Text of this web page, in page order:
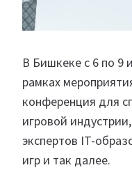
В Бишкеке с 6 по 9
рамках
конференция для
игровой
экспертов IT-
игр и так далее.